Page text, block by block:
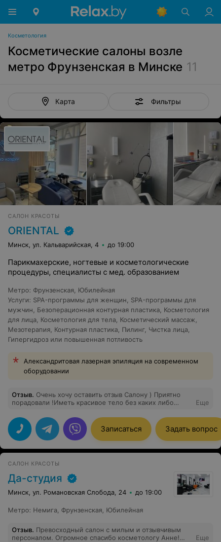
Косметология
Косметические салоны возле
метро Фрунзенская в Минске 11
Карта Фильтры
САЛОН КРАСОТЫ
ORIENTAL
Минск, ул. Кальварийская, 4 до 19:00
Парикмахерские, ногтевые и косметологические
процедуры, специалисты с мед. образованием
Метро: Фрунзенская Юбилейная
Услуги: SPA-программы для женщин
SPA-программы для
мужчин
Безоперационная контурная пластика Косметология
для лица Косметология для тела Косметический массаж
Мезотерапия Контурная пластика Пилинг, Чистка лица
Гипергидроз или повышенная потливость
Александритовая лазерная эпиляция на современном
оборудовании
Отзыв. Очень хочу оставить отзыв Салону ) Приятно
порадовали !Иметь красивое тело без каких либо
ручного антицеллюлитного массажа (на области
бедер), я осталась очень довольна результатом. Моя
кожа стала красивая, упругая, она не обвисает.
Рекомендую пройти именно весь курс, состоящий из
10 сеансов всем, кто желает избавиться от целлюлита
Вам !!
Еще
Записаться Задать вопрос
САЛОН КРАСОТЫ
Да-студия
Минск, ул. Романовская Слобода, 24 до 19:00
Метро: Немига Фрунзенская Юбилейная
Отзыв. Превосходный салон с милым и отзывчивым
персоналом. Огромное спасибо косметологу Анне!
Еще